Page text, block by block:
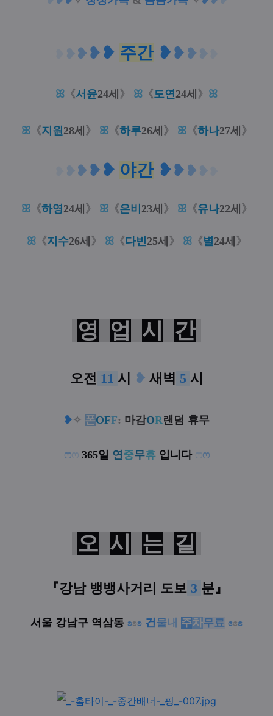
❥ ❥❥ ❥ 주간 ❥❥ ❥ ❥
ꕤ 《서윤24세 》 ꕤ 《도연24세 》 ꕤ
ꕤ《지원28세 》 ꕤ《하루26세 》 ꕤ《하나27세 》
❥ ❥❥ ❥ 야간 ❥❥ ❥ ❥
ꕤ《하영24세 》 ꕤ《은비 23세 》 ꕤ《유나22세 》
ꕤ《지수26세 》 ꕤ《다빈25세 》 ꕤ《별24세 》
영 업 시 간
오전 11 시 ❥ 새벽 5 시
❥ ✧ 폰OFF: 마감OR랜덤 휴무
ෆෆ365일 연중무휴입니다 ෆෆ
오 시 는 길
『강남 뱅뱅사거리 도보 3 분』
서울 강남구 역삼동 ʚʚʚ 건물내 주차무료 ɞɞɞ